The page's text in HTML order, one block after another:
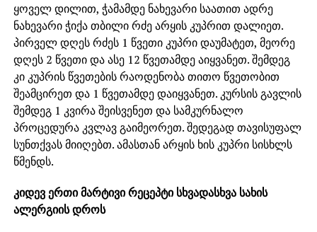
ყოველ დილით, ჭამამდე ნახევარი საათით ადრე
ნახევარი ჭიქა თბილი რძე არყის კუპრით დალიეთ.
პირველ დღეს რძეს 1 წვეთი კუპრი დაუმატეთ, მეორე
დღეს 2 წვეთი და ასე 12 წვეთამდე აიყვანეთ. შემდეგ
კი კუპრის წვეთების რაოდენობა თითო წვეთობით
შეამცირეთ და 1 წვეთამდე დაიყვანეთ. კურსის გავლის
შემდეგ 1 კვირა შეისვენეთ და სამკურნალო
პროცედურა კვლავ გაიმეორეთ. შედეგად თავისუფალ
სუნთქვას მიიღებთ. ამასთან არყის ხის კუპრი სისხლს
წმენდს.
კიდევ ერთი მარტივი რეცეპტი სხვადასხვა სახის
ალერგიის დროს